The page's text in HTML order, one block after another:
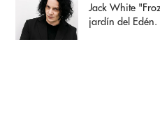
Jack White
jardín del Edén.